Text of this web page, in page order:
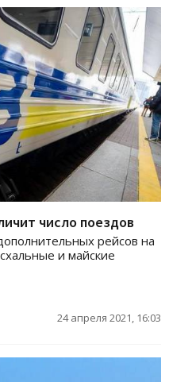
число поездов
рейсов на
и майские
24 апреля 2021, 16:03